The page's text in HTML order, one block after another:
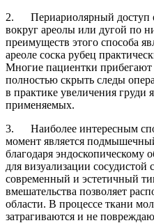
2. Периариолярный доступ
вокруг ареолы или дугой по
преимуществ этого способа
ареоле соска рубец
Многие пациентки прибегают
полностью скрыть следы
в практике увеличения груди
применяемых.
3. Наиболее интересным
момент является
благодаря эндоскопическому
для визуализации сосудистой
современный и эстетичный
вмешательства позволяет
области. В процессе ткани
затрагиваются и не